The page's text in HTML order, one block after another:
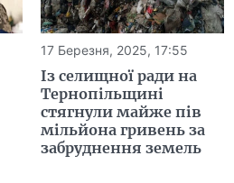
17 Березня, 2025, 17:55
Із селищної ради на
Тернопільщині
стягнули майже пів
мільйона гривень за
забруднення земель